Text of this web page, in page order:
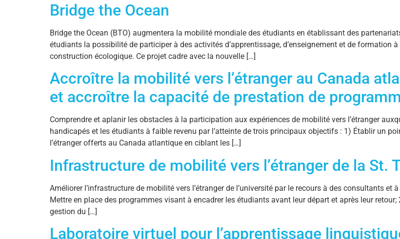
Bridge the Ocean
Bridge the Ocean (BTO) augmentera la mobilité mondiale des étudiants en établissant des
étudiants la possibilité de participer à des activités d’apprentissage, d’enseignement et de formation
construction écologique. Ce projet cadre avec la nouvelle […]
Accroître la mobilité vers l’étranger au Canada
et accroître la capacité de prestation de
Comprendre et aplanir les obstacles à la participation aux expériences de mobilité vers l’étranger
handicapés et les étudiants à faible revenu par l’atteinte de trois principaux objectifs : 1) Établir un
l’étranger offerts au Canada atlantique en ciblant les […]
Infrastructure de mobilité vers l’étranger de la St.
Améliorer l’infrastructure de mobilité vers l’étranger de l’université par le recours à des consultants
Mettre en place des programmes visant à encadrer les étudiants avant leur départ et après leur retour;
gestion du […]
Laboratoire virtuel pour l’apprentissage